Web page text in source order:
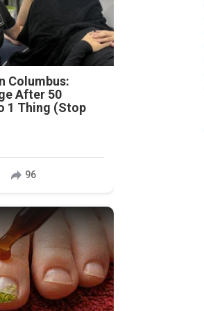
Columbus:
After 50
1 Thing (Stop
96